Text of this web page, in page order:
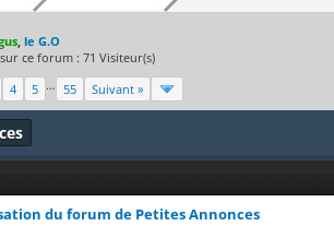
le G.O
ce forum : 71 Visiteur(s)
4 5 … 55 Suivant »
du forum de Petites Annonces
0 sur 5 en moyenne
12 345